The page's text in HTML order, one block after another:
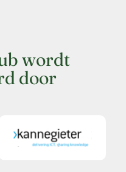
wordt
door